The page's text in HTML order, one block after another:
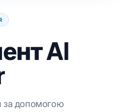
AI
за допомогою